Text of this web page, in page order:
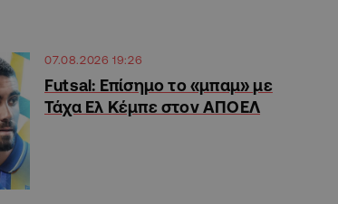
07.08.2026 19:26
Futsal: Επίσημο το «μπαμ» με
Τάχα Ελ Κέμπε στον ΑΠΟΕΛ